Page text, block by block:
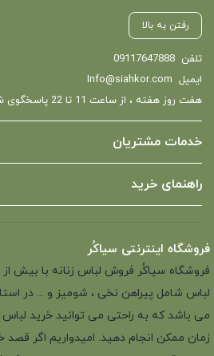
رفتن به بالا
تلفن 09117647888
ایمیل Info@siahkor.com
هفت روز هفته ، از ساعت 11 تا 22 پاسخگوی شما هستیم.
خدمات مشتریان
راهنمای خرید
فروشگاه اینترنتی سیاکُر
لباس شامل پیراهن نخی ، شومیز و ... در
می باشد که به راحتی می توانید خرید لباس
زمان ممکن انجام دهید. امیدواریم اگر قصد